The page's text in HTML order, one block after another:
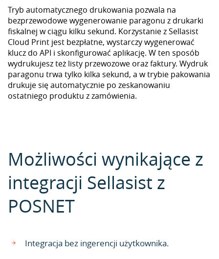
Tryb automatycznego drukowania pozwala na
bezprzewodowe wygenerowanie paragonu z drukarki
fiskalnej w ciągu kilku sekund. Korzystanie z Sellasist
Cloud Print jest bezpłatne, wystarczy wygenerować
klucz do API i skonfigurować aplikację. W ten sposób
wydrukujesz też listy przewozowe oraz faktury. Wydruk
paragonu trwa tylko kilka sekund, a w trybie pakowania
drukuje się automatycznie po zeskanowaniu
ostatniego produktu z zamówienia.
Możliwości wynikające z
integracji Sellasist z
POSNET
Integracja bez ingerencji użytkownika.